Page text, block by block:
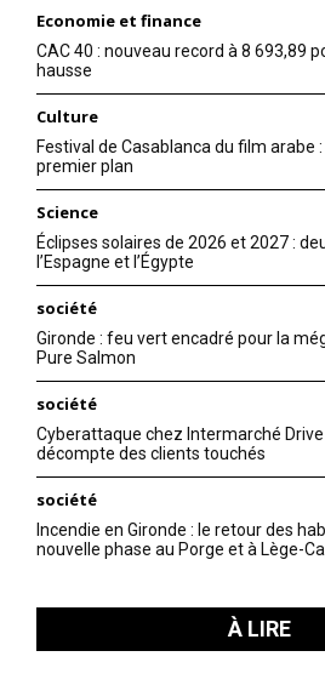
Economie et finance
CAC 40 : nouveau record à 8 693,89
hausse
Culture
Festival de Casablanca du film arabe
premier plan
Science
Éclipses solaires de 2026 et 2027 :
l’Espagne et l’Égypte
société
Gironde : feu vert encadré pour la
Pure Salmon
société
Cyberattaque chez Intermarché
décompte des clients touchés
société
Incendie en Gironde : le retour des
nouvelle phase au Porge et à Lège-
À LIRE